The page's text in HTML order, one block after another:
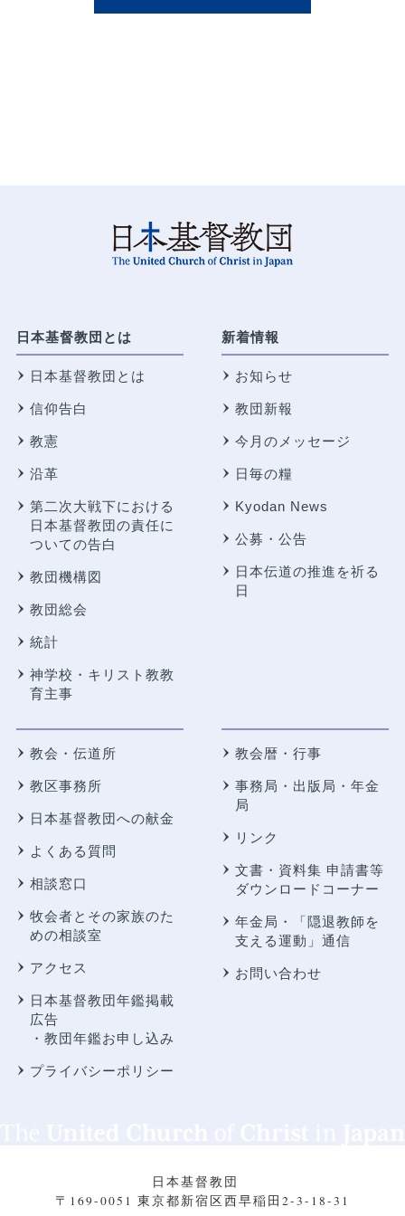
日本基督教団とは
日本基督教団とは
信仰告白
教憲
沿革
第二次大戦下における
日本基督教団の責任に
ついての告白
教団機構図
教団総会
統計
神学校・キリスト教教
育主事
新着情報
お知らせ
教団新報
今月のメッセージ
日毎の糧
Kyodan News
公募・公告
日本伝道の推進を祈る
日
教会・伝道所
教区事務所
日本基督教団への献金
よくある質問
相談窓口
牧会者とその家族のた
めの相談室
アクセス
日本基督教団年鑑掲載
広告
・教団年鑑お申し込み
プライバシーポリシー
教会暦・行事
事務局・出版局・年金
局
リンク
文書・資料集 申請書等
ダウンロードコーナー
年金局・
「隠退教師を
支える運動」通信
お問い合わせ
日本基督教団
〒169-0051 東京都新宿区西早稲田2-3-18-31